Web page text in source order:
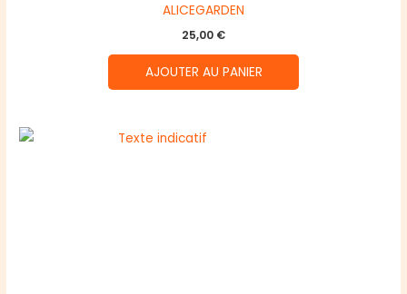
ALICEGARDEN
25,00 €
AJOUTER AU PANIER